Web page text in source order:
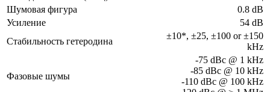
Шумовая фигура
0.8 dB
Усиление
54 dB
Стабильность гетеродина
±10*, ±25, ±100 or ±150
kHz
Фазовые шумы
-75 dBc @ 1 kHz
-85 dBc @ 10 kHz
-110 dBc @ 100 kHz